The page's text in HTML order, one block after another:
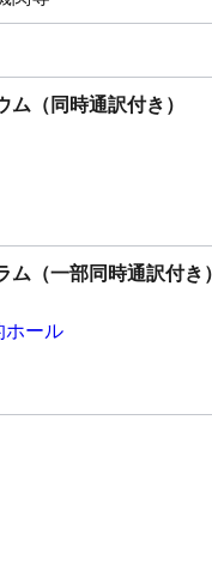
（同時通訳付き）
（一部同時通訳付き）
ホール